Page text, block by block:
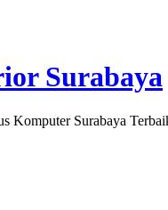
Surabaya
Komputer Surabaya